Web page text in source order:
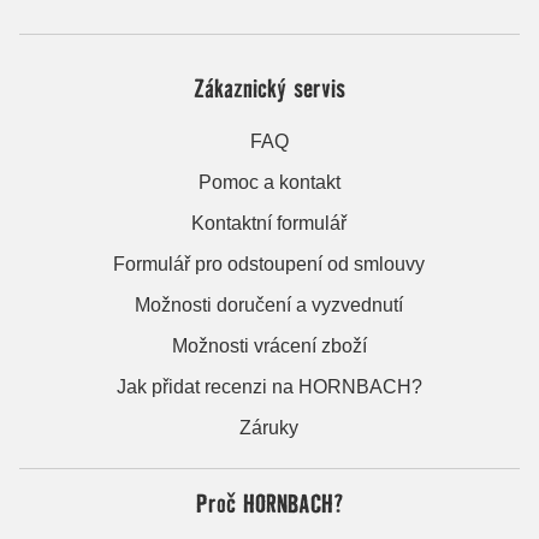
Zákaznický servis
FAQ
Pomoc a kontakt
Kontaktní formulář
Formulář pro odstoupení od smlouvy
Možnosti doručení a vyzvednutí
Možnosti vrácení zboží
Jak přidat recenzi na HORNBACH?
Záruky
Proč HORNBACH?